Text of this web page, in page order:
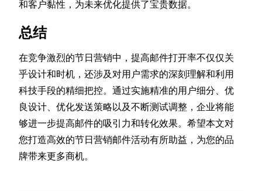
和客户黏性，为未来优化提供了宝贵数据。
总结
在竞争激烈的节日营销中，提高邮件打开率不仅仅关
乎设计和时机，还涉及对用户需求的深刻理解和利用
科技手段的精细把控。通过实施精准的用户细分、优
良设计、优化发送策略以及不断测试调整，企业将能
够进一步提高邮件的吸引力和转化效果。希望本文对
您打造高效的节日营销邮件活动有所助益，为您的品
牌带来更多商机。